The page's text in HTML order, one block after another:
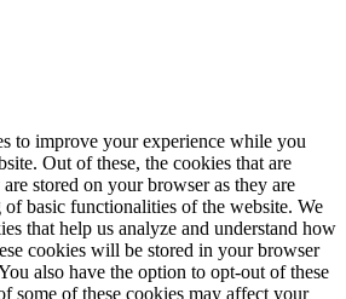
to improve your experience while you
Out of these, the cookies that are
are stored on your browser as they are
basic functionalities of the website. We
that help us analyze and understand how
cookies will be stored in your browser
also have the option to opt-out of these
some of these cookies may affect your